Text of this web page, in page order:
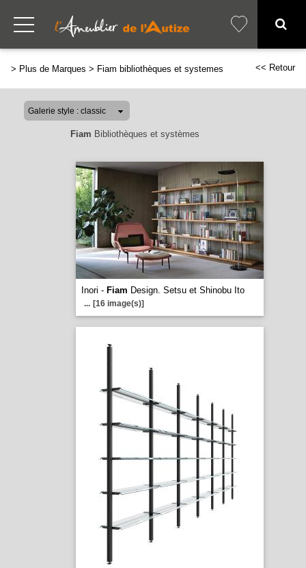
> Plus de Marques > Fiam bibliothèques et systemes << Retour
Fiam Bibliothèques et systèmes
Inori - Fiam Design. Setsu et Shinobu Ito
... [16 image(s)]